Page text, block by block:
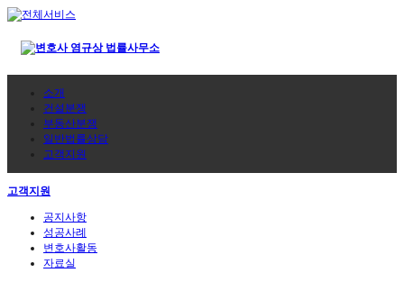
소개
건설분쟁
부동산분쟁
일반법률상담
고객지원
고객지원
공지사항
성공사례
변호사활동
자료실